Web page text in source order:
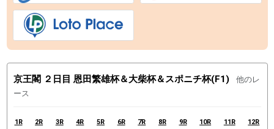
京王閣 ２日目 恩田繁雄杯＆大柴杯＆スポニチ杯(F1)
他のレ
ース
1R 2R 3R 4R 5R 6R 7R 8R 9R 10R 11R 12R